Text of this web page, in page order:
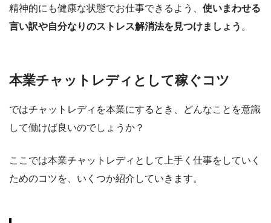
精神的にも健康な状態でお仕事できるよう、 使いまわせる
言い訳や自分なりのストレス解消法を見つけましょう 。
本業チャットレディとして稼ぐコツ
ではチャットレディを本業にするとき、どんなことを意識
して働けば良いのでしょうか？
ここでは本業チャットレディとして上手く仕事をしていく
ためのコツを、いくつか紹介していきます。